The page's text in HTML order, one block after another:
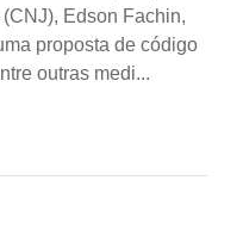
Edson Fachin,
proposta de código
outras medi...